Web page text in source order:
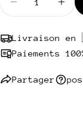
Diminuer la
Livraison
Paiements
Partager
Les